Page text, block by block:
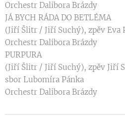
Orchestr Dalibora Brázdy
JÁ BYCH RÁDA DO BETLÉMA
(Jiří Šlitr / Jiří Suchý), zpěv Eva
Orchestr Dalibora Brázdy
PURPURA
(Jiří Šlitr / Jiří Suchý), zpěv Jiří
sbor Lubomíra Pánka
Orchestr Dalibora Brázdy